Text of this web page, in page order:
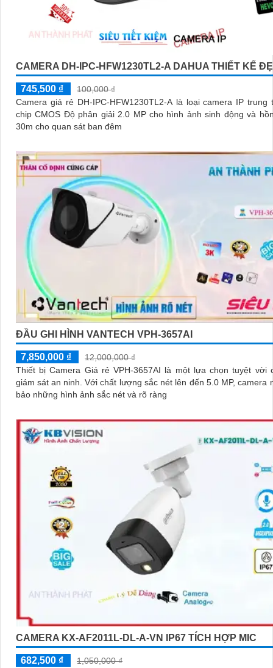
CAMERA DH-IPC-HFW1230TL2-A DAHUA THIẾT KẾ
745,500 ₫
100,000 ₫
Camera giá rẻ DH-IPC-HFW1230TL2-A là loại camera IP trung
chip CMOS Độ phân giải 2.0 MP cho hình ảnh sinh động và
30m cho quan sát ban đêm
ĐẦU GHI HÌNH VANTECH VPH-3657AI
7,850,000 ₫
12,000,000 ₫
Thiết bị Camera Giá rẻ VPH-3657AI là một lựa chọn tuyệt vời
giám sát an ninh. Với chất lượng sắc nét lên đến 5.0 MP, camera này đảm
bảo những hình ảnh sắc nét và rõ ràng
CAMERA KX-AF2011L-DL-A-VN IP67 TÍCH HỢP MIC
682,500 ₫
1,050,000 ₫